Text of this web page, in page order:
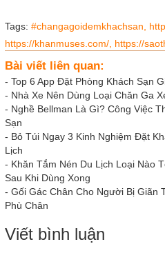
Tags: #changagoidemkhachsan,
https://khanmuses.com/, https://
Bài viết liên quan:
- Top 6 App Đặt Phòng Khách Sạn
- Nhà Xe Nên Dùng Loại Chăn Ga
- Nghề Bellman Là Gì? Công Việc
Sạn
- Bỏ Túi Ngay 3 Kinh Nghiệm Đặt
Lịch
- Khăn Tắm Nén Du Lịch Loại Nào
Sau Khi Dùng Xong
- Gối Gác Chân Cho Người Bị Giãn
Phù Chân
Viết bình luận